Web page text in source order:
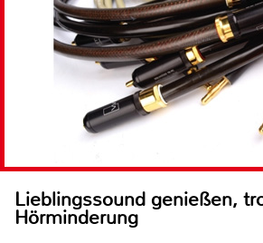
Lieblingssound genießen,
Hörminderung